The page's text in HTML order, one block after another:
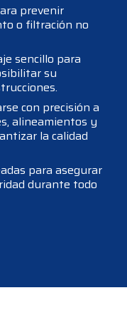
prevenir
o filtración no
sencillo para
su
con precisión a
alineamientos y
la calidad
para asegurar
durante todo